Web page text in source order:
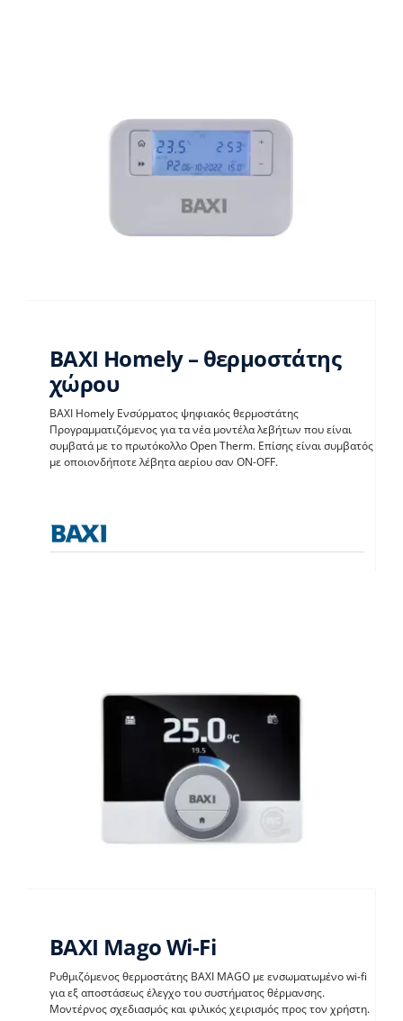
BAXI Homely –
θερμοστάτης χώρου
BAXI Homely – θερμοστάτης
χώρου
BAXI Homely Ενσύρματος ψηφιακός θερμοστάτης
Προγραμματιζόμενος για τα νέα μοντέλα λεβήτων που είναι
συμβατά με το πρωτόκολλο Open Therm. Επίσης είναι συμβατός
με οποιονδήποτε λέβητα αερίου σαν ΟΝ-OFF.
BAXI Mago Wi-Fi
Ρυθμιζόμενος θερμοστάτης BAXI MAGO με ενσωματωμένο wi-fi
για εξ αποστάσεως έλεγχο του συστήματος θέρμανσης.
Μοντέρνος σχεδιασμός και φιλικός χειρισμός προς τον χρήστη.